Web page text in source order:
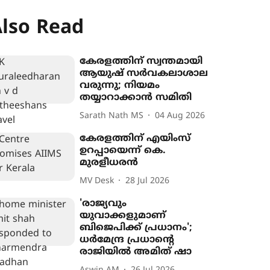
Read
കേരളത്തിന് സ്വന്തമായി
ആയുഷ് സർവകലാശാല
വരുന്നു; നിയമം
തയ്യാറാക്കാൻ സമിതി
Sarath Nath MS 04 Aug 2026
കേരളത്തിന് എയിംസ്
ഉറപ്പായെന്ന് കെ.
മുരളീധരൻ
MV Desk 28 Jul 2026
'രാജ‍്യവും
യുവാക്കളുമാണ്
ബിജെപിക്ക് പ്രധാനം';
ധർമേന്ദ്ര പ്രധാന്‍റെ
രാജിയിൽ അമിത് ഷാ